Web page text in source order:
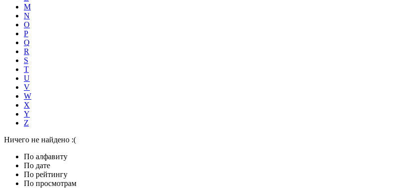
M
N
O
P
Q
R
S
T
U
V
W
X
Y
Z
Ничего не найдено :(
По алфавиту
По дате
По рейтингу
По просмотрам